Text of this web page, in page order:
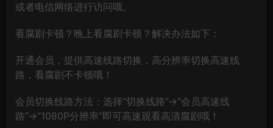
或者电信网络进行访问哦。
看腐剧卡顿？晚上看腐剧卡顿？解决办法如下：
开通会员，提供高速线路切换，高分辨率切换高速线
路，看腐剧不卡顿哦！
会员切换线路方法：选择“切换线路”→“会员高速线
路”→“1080P分辨率”即可高速观看高清腐剧哦！